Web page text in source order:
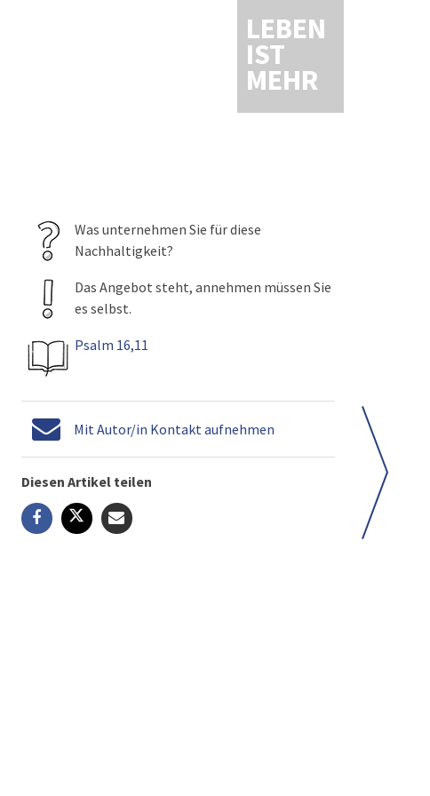
LEBEN
IST
MEHR
Was unternehmen Sie für diese
Nachhaltigkeit?
Das Angebot steht, annehmen müssen Sie
es selbst.
Psalm 16,11
Mit Autor/in Kontakt aufnehmen
Diesen Artikel teilen